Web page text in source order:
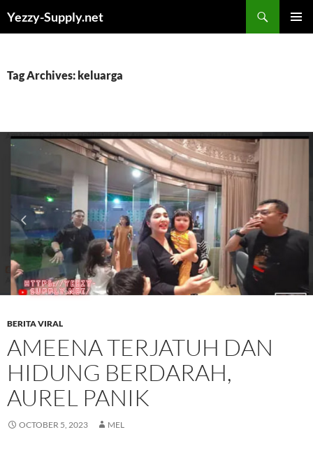
Yezzy-Supply.net
Tag Archives: keluarga
BERITA VIRAL
AMEENA TERJATUH DAN
HIDUNG BERDARAH,
AUREL PANIK
OCTOBER 5, 2023 MEL